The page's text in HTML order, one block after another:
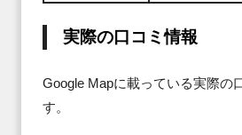
実際の口コミ情報
Google Mapに載っている実際の
す。